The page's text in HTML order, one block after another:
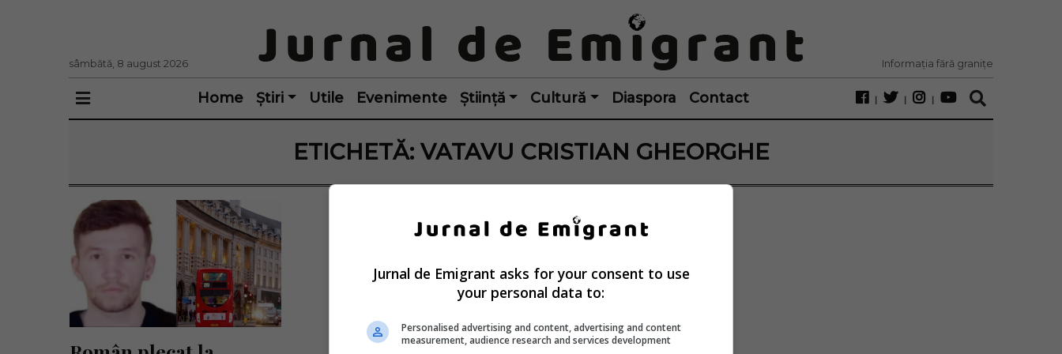
sâmbătă, 8 august 2026 Informația fără granițe
Home Știri Utile Evenimente Știință Cultură Diaspora Contact
ETICHETĂ: VATAVU CRISTIAN GHEORGHE
Jurnal de Emigrant asks for your consent to use
your personal data to:
Personalised advertising and content, advertising and content
measurement, audience research and services development